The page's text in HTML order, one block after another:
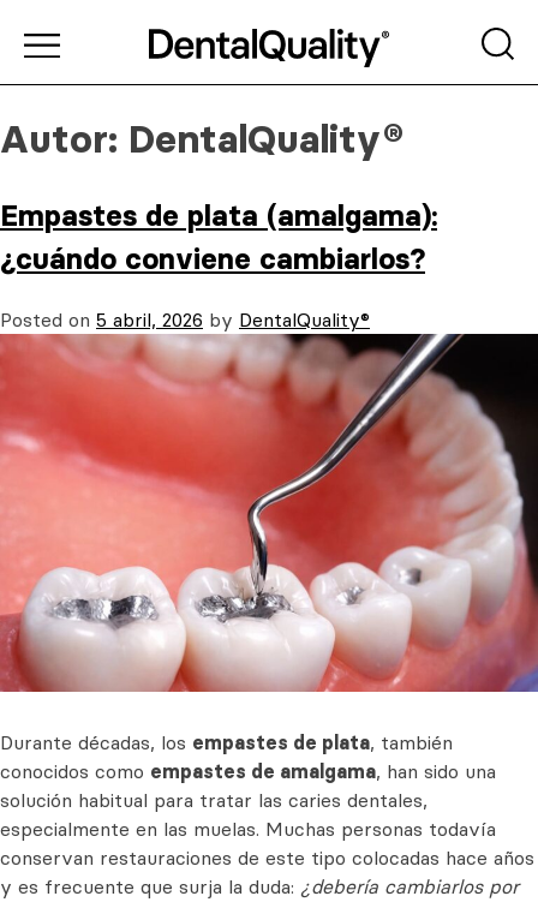
Autor: DentalQuality®
Empastes de plata (amalgama):
¿cuándo conviene cambiarlos?
Posted on 5 abril, 2026 by DentalQuality®
Durante décadas, los empastes de plata, también
conocidos como empastes de amalgama, han sido una
solución habitual para tratar las caries dentales,
especialmente en las muelas. Muchas personas todavía
conservan restauraciones de este tipo colocadas hace años
y es frecuente que surja la duda: ¿debería cambiarlos por